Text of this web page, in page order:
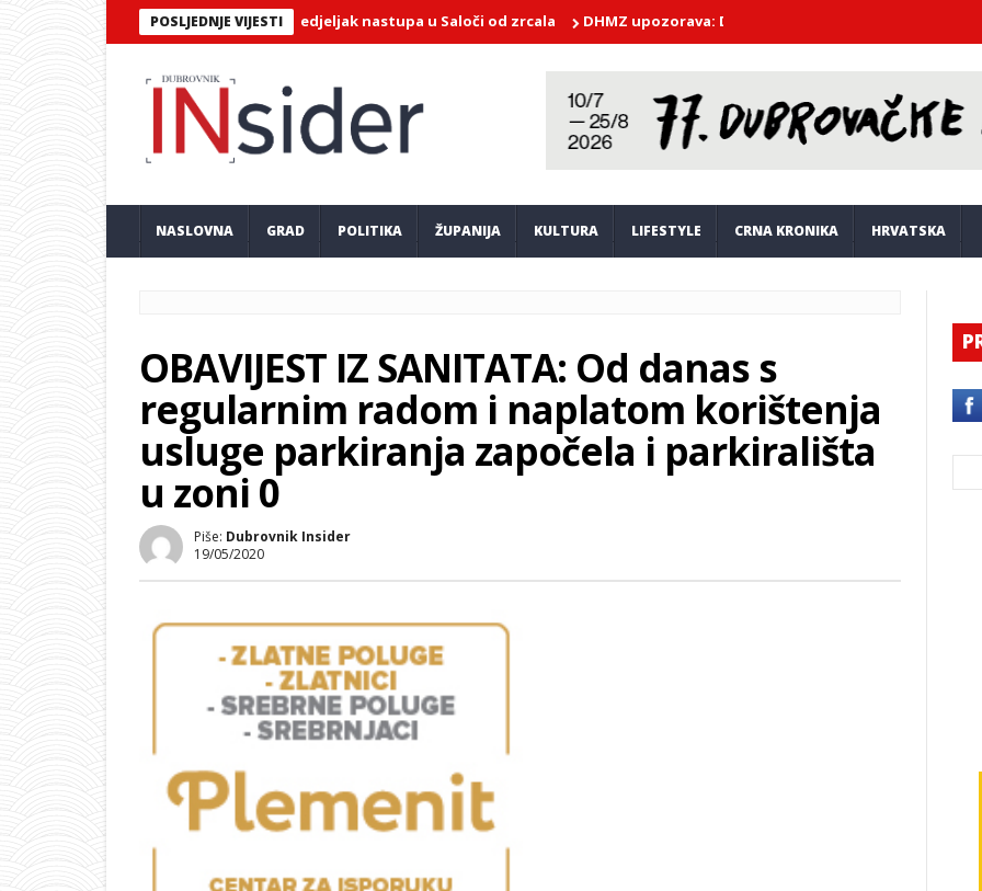
POSLJEDNJE VIJESTI
violončelist Jairo Ortiz u ponedjeljak nastupa u Saloči od zrcala DHMZ upozorava: Dubrovnik očekuju ekstremne vrućine i do
NASLOVNA GRAD POLITIKA ŽUPANIJA KULTURA LIFESTYLE CRNA KRONIKA HRVATSKA
OBAVIJEST IZ SANITATA: Od danas s
regularnim radom i naplatom korištenja
usluge parkiranja započela i parkirališta
u zoni 0
Piše: Dubrovnik Insider
19/05/2020